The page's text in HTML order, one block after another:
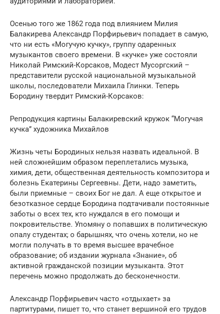
Осенью того же 1862 года под влиянием Милия
Балакирева Александр Порфирьевич попадает в самую,
что ни есть «Могучую кучку», группу одаренных
музыкантов своего времени. В «кучке» уже состояли
Николай Римский-Корсаков, Модест Мусоргский –
представители русской национальной музыкальной
школы, последователи Михаила Глинки. Теперь
Бородину твердит Римский-Корсаков:
Репродукция картины Балакиревский кружок “Могучая
кучка” художника Михайлов
Жизнь четы Бородиных нельзя назвать идеальной. В
ней сложнейшим образом переплетались музыка,
химия, дети, общественная деятельность композитора и
болезнь Екатерины Сергеевны. Дети, надо заметить,
были приемные – своих Бог не дал. А еще открытое и
безотказное сердце Бородина подтачивали постоянные
заботы о всех тех, кто нуждался в его помощи и
покровительстве. Упомяну о попавших в политическую
опалу студентах; о барышнях, что очень хотели, но не
могли получать в то время высшее врачебное
образование; об издании журнала «Знание», об
активной гражданской позиции музыканта. Этот
перечень можно продолжать до бесконечности.
Александр Порфирьевич часто «отдыхает» за
партитурами, пишет то, что станет вершиной его трудов